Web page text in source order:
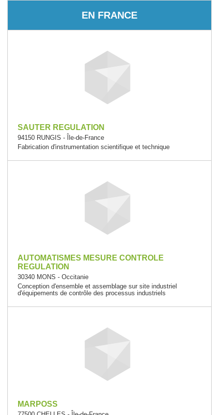
EN FRANCE
SAUTER REGULATION
94150 RUNGIS - Île-de-France
Fabrication d'instrumentation scientifique et technique
AUTOMATISMES MESURE CONTROLE
REGULATION
30340 MONS - Occitanie
Conception d'ensemble et assemblage sur site industriel
d'équipements de contrôle des processus industriels
MARPOSS